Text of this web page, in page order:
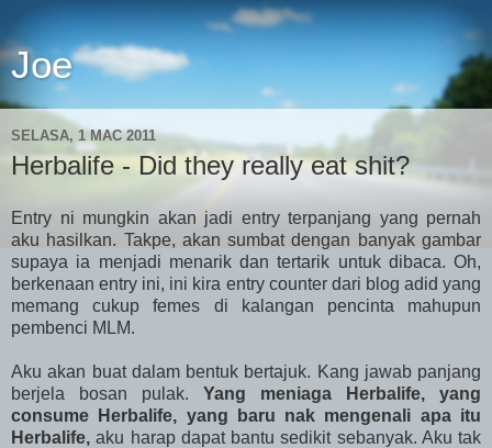
Joe
SELASA, 1 MAC 2011
Herbalife - Did they really eat shit?
Entry ni mungkin akan jadi entry terpanjang yang pernah
aku hasilkan. Takpe, akan sumbat dengan banyak gambar
supaya ia menjadi menarik dan tertarik untuk dibaca. Oh,
berkenaan entry ini, ini kira entry counter dari blog adid yang
memang cukup femes di kalangan pencinta mahupun
pembenci MLM.
Aku akan buat dalam bentuk bertajuk. Kang jawab panjang
berjela bosan pulak. Yang meniaga Herbalife, yang
consume Herbalife, yang baru nak mengenali apa itu
Herbalife, aku harap dapat bantu sedikit sebanyak. Aku tak